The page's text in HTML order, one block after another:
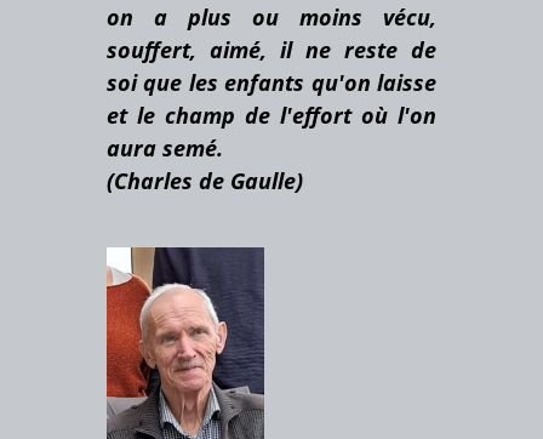
on a plus ou moins vécu,
souffert, aimé, il ne reste de
soi que les enfants qu'on laisse
et le champ de l'effort où l'on
aura semé.
(Charles de Gaulle)